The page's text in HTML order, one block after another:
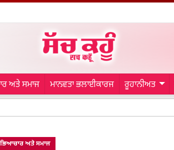
ਅਤੇ ਸਮਾਜ ਮਾਨਵਤਾ ਭਲਾਈਕਾਰਜ ਰੂਹਾਨੀਅਤ
ਅਤੇ ਸਮਾਜ